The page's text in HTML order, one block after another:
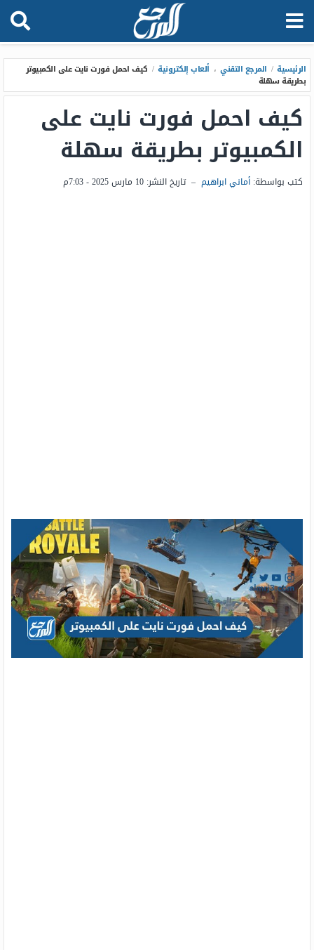
الرئيسية / المرجع التقني ، ألعاب إلكترونية / كيف احمل فورت نايت على الكمبيوتر
بطريقة سهلة
كيف احمل فورت نايت على
الكمبيوتر بطريقة سهلة
كتب بواسطة: أماني ابراهيم – تاريخ النشر: 10 مارس 2025 - 7:03م